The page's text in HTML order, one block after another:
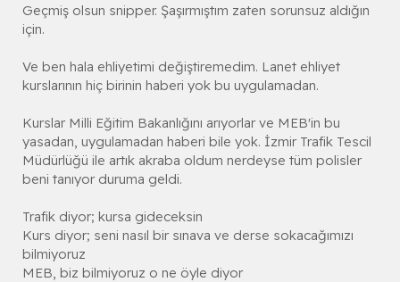
Geçmiş olsun snipper. Şaşırmıştım zaten sorunsuz aldığın
için.
Ve ben hala ehliyetimi değiştiremedim. Lanet ehliyet
kurslarının hiç birinin haberi yok bu uygulamadan.
Kurslar Milli Eğitim Bakanlığını arıyorlar ve MEB'in bu
yasadan, uygulamadan haberi bile yok. İzmir Trafik Tescil
Müdürlüğü ile artık akraba oldum nerdeyse tüm polisler
beni tanıyor duruma geldi.
Trafik diyor; kursa gideceksin
Kurs diyor; seni nasıl bir sınava ve derse sokacağımızı
bilmiyoruz
MEB, biz bilmiyoruz o ne öyle diyor